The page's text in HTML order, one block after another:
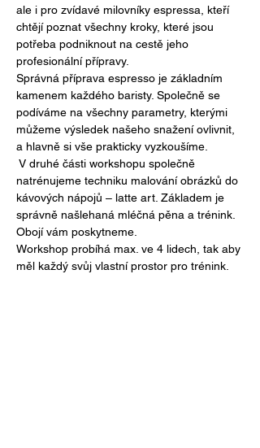
ale i pro zvídavé milovníky espressa, kteří
chtějí poznat všechny kroky, které jsou
potřeba podniknout na cestě jeho
profesionální přípravy.
Správná příprava espresso je základním
kamenem každého baristy. Společně se
podíváme na všechny parametry, kterými
můžeme výsledek našeho snažení ovlivnit,
a hlavně si vše prakticky vyzkoušíme.
V druhé části workshopu společně
natrénujeme techniku malování obrázků do
kávových nápojů – latte art. Základem je
správně našlehaná mléčná pěna a trénink.
Obojí vám poskytneme.
Workshop probíhá max. ve 4 lidech, tak aby
měl každý svůj vlastní prostor pro trénink.